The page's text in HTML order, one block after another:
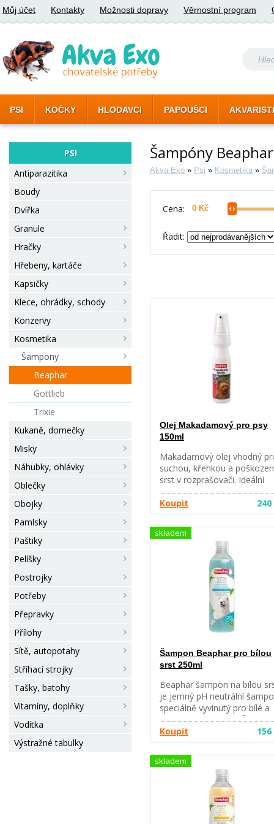
Můj účet Kontakty Možnosti dopravy Věrnostní program
PSI KOČKY HLODAVCI PAPOUŠCI
PSI
Antiparazitika
Boudy
Dvířka
Granule
Hračky
Hřebeny, kartáče
Kapsičky
Klece, ohrádky, schody
Konzervy
Kosmetika
Šampony
Beaphar
Gottlieb
Trixie
Kukaně, domečky
Misky
Náhubky, ohlávky
Oblečky
Obojky
Pamlsky
Paštiky
Pelíšky
Postrojky
Potřeby
Přepravky
Přílohy
Sítě, autopotahy
Stříhací strojky
Tašky, batohy
Vitamíny, doplňky
Vodítka
Výstražné tabulky
Šampóny
Akva Exo » Psi » Kosmetika »
Cena:
Řadit:
Olej Makadamový pro psy
150ml
Makadamový olej vhodný
suchou, křehkou a
srst v rozprašovači. Ideální
kondicionér pro krátko a
dlouhosrsté psy, který po
nanesení dává jejich srsti
jemný lesk. Číslo schválení
149-21/C
Koupit 240
skladem
Šampon Beaphar pro bílou
srst 250ml
Beaphar šampon na bílou
je jemný pH neutrální
speciálně vyvinutý pro bílé a
světle zbarvené psy.
obohacen o extrakt ze
zeleného čaje a aloe vera,
udržuje srst jemnou a
podporuje její přirozenou
barvu. Váš pes bude vonět
čistotou a svěžestí. Návod k
použití Namočte srst vašeho
psa teplou vodou.
Koupit 156
skladem